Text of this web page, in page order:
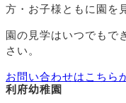
方・お子様ともに園を
園の見学はいつでもで
さい。
お問い合わせはこちら
利府幼稚園